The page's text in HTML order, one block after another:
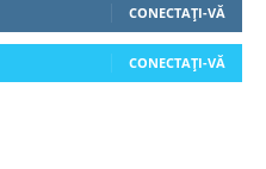
CONECTAȚI-VĂ
CONECTAȚI-VĂ